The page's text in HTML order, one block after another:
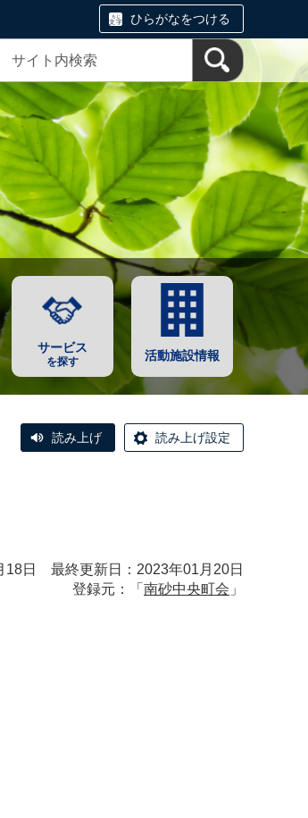
ひらがなをつける
サービス
を探す 活動施設情報
読み上げ 読み上げ設定
18日 最終更新日：2023年01月20日
登録元：「 南砂中央町会 」